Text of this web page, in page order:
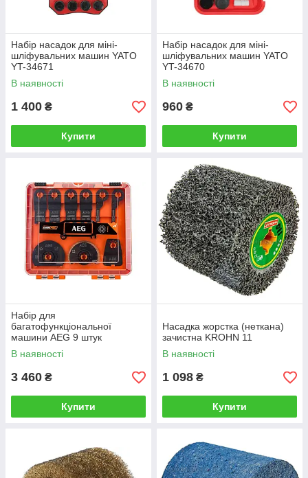
Набір насадок для міні-
шліфувальних машин YATO
YT-34671
В наявності
1 400 ₴
Купити
Набір насадок для міні-
шліфувальних машин YATO
YT-34670
В наявності
960 ₴
Купити
Набір для
багатофункціональної
машини AEG 9 штук
4932430314
В наявності
3 460 ₴
Купити
Насадка жорстка (неткана)
зачистна KROHN 11
В наявності
1 098 ₴
Купити